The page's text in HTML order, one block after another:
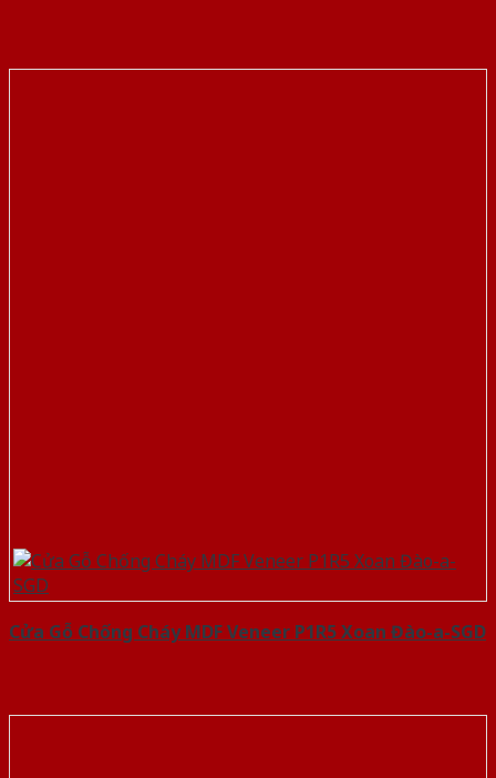
Cửa Gỗ Chống Cháy MDF Veneer P1R5 Xoan Đào-a-SGD